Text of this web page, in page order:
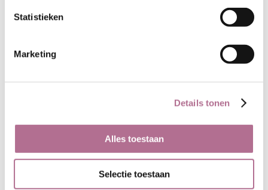
Statistieken
Marketing
Details tonen
Alles toestaan
Selectie toestaan
bestellen, maar bestellingen van
Op maat geknipte stoffen kunnen
een (gratis) staal aan. Deze stalen
BESTEL EEN STAAL